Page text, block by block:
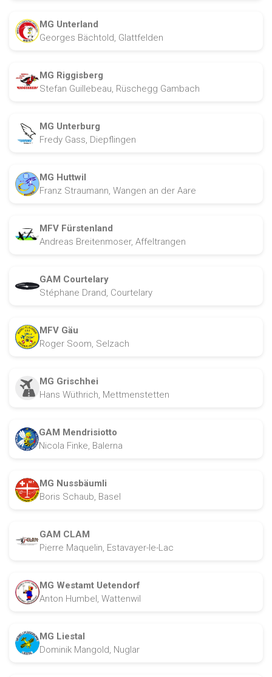
MG Unterland
Georges Bächtold, Glattfelden
MG Riggisberg
Stefan Guillebeau, Rüschegg Gambach
MG Unterburg
Fredy Gass, Diepflingen
MG Huttwil
Franz Straumann, Wangen an der Aare
MFV Fürstenland
Andreas Breitenmoser, Affeltrangen
GAM Courtelary
Stéphane Drand, Courtelary
MFV Gäu
Roger Soom, Selzach
MG Grischhei
Hans Wüthrich, Mettmenstetten
GAM Mendrisiotto
Nicola Finke, Balerna
MG Nussbäumli
Boris Schaub, Basel
GAM CLAM
Pierre Maquelin, Estavayer-le-Lac
MG Westamt Uetendorf
Anton Humbel, Wattenwil
MG Liestal
Dominik Mangold, Nuglar